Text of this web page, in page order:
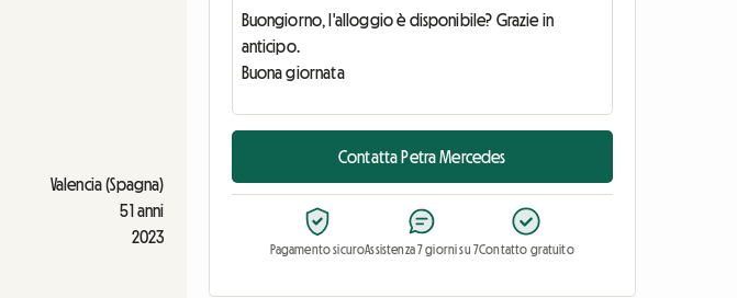
Valencia (Spagna)
51 anni
2023
Contatta Petra Mercedes
Pagamento sicuroAssistenza 7 giorni su 7Contatto gratuito